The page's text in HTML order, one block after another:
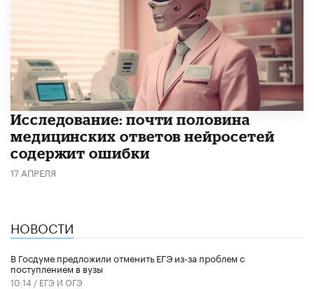
Исследование: почти половина
медицинских ответов нейросетей
содержит ошибки
17 АПРЕЛЯ
НОВОСТИ
В Госдуме предложили отменить ЕГЭ из-за проблем с
поступлением в вузы
10:14 / ЕГЭ И ОГЭ